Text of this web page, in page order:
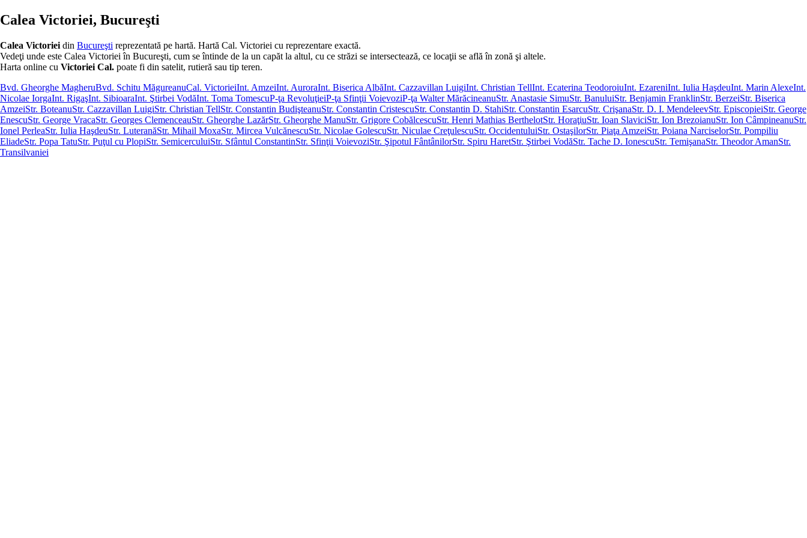
Calea Victoriei, Bucureşti
Calea Victoriei din Bucureşti reprezentată pe hartă. Hartă Cal. Victoriei cu reprezentare exactă.
Vedeţi unde este Calea Victoriei în Bucureşti, cum se întinde de la un capăt la altul, cu ce străzi se intersectează, ce locaţii se află în zonă şi altele.
Harta online cu Victoriei Cal. poate fi din satelit, rutieră sau tip teren.
Bvd. Gheorghe MagheruBvd. Schitu MăgureanuCal. VictorieiInt. AmzeiInt. AuroraInt. Biserica AlbăInt. Cazzavillan LuigiInt. Christian TellInt. Ecaterina TeodoroiuInt. EzareniInt. Iulia HaşdeuInt. Marin AlexeInt.
Nicolae IorgaInt. RigaşInt. SibioaraInt. Ştirbei VodăInt. Toma TomescuP-ţa RevoluţieiP-ţa Sfinţii VoievoziP-ţa Walter MărăcineanuStr. Anastasie SimuStr. BanuluiStr. Benjamin FranklinStr. BerzeiStr. Biserica
AmzeiStr. BoteanuStr. Cazzavillan LuigiStr. Christian TellStr. Constantin BudişteanuStr. Constantin CristescuStr. Constantin D. StahiStr. Constantin EsarcuStr. CrişanaStr. D. I. MendeleevStr. EpiscopieiStr. George
EnescuStr. George VracaStr. Georges ClemenceauStr. Gheorghe LazărStr. Gheorghe ManuStr. Grigore CobălcescuStr. Henri Mathias BerthelotStr. HoraţiuStr. Ioan SlaviciStr. Ion BrezoianuStr. Ion CâmpineanuStr.
Ionel PerleaStr. Iulia HaşdeuStr. LuteranăStr. Mihail MoxaStr. Mircea VulcănescuStr. Nicolae GolescuStr. Niculae CreţulescuStr. OccidentuluiStr. OstaşilorStr. Piaţa AmzeiStr. Poiana NarciselorStr. Pompiliu
EliadeStr. Popa TatuStr. Puţul cu PlopiStr. SemicerculuiStr. Sfântul ConstantinStr. Sfinţii VoievoziStr. Şipotul FântânilorStr. Spiru HaretStr. Ştirbei VodăStr. Tache D. IonescuStr. TemişanaStr. Theodor AmanStr.
Transilvaniei